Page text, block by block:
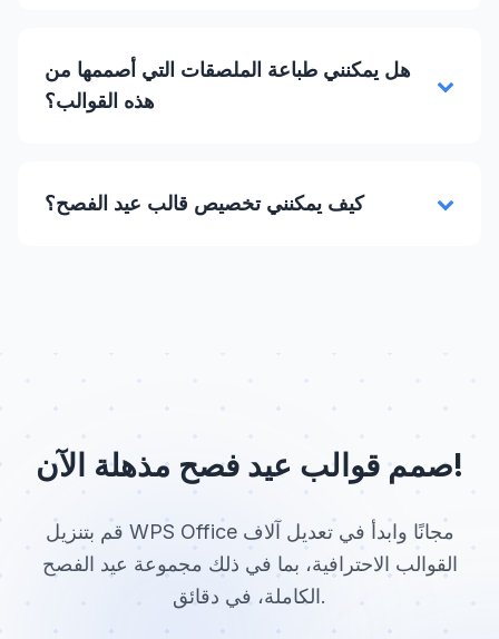
هل يمكنني طباعة الملصقات التي أصممها من
هذه القوالب؟
كيف يمكنني تخصيص قالب عيد الفصح؟
صمم قوالب عيد فصح مذهلة الآن!
قم بتنزيل WPS Office مجانًا وابدأ في تعديل آلاف
القوالب الاحترافية، بما في ذلك مجموعة عيد الفصح
الكاملة، في دقائق.